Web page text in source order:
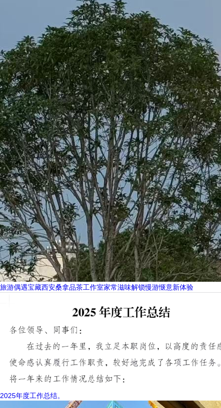
旅游偶遇宝藏西安桑拿品茶工作室家常滋味解锁慢游惬意新体验
2025年度工作总结。